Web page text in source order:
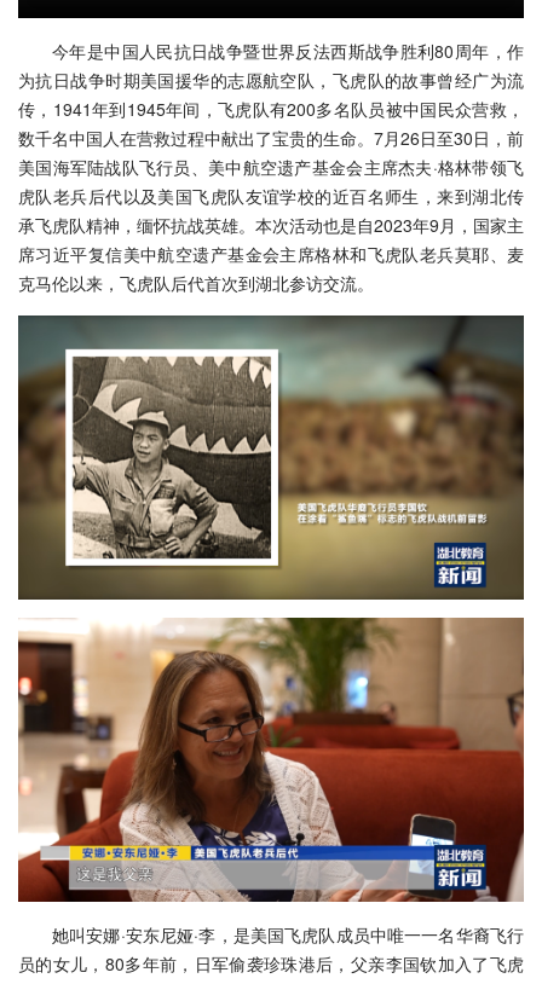
今年是中国人民抗日战争暨世界反法西斯战争胜利80周年，作
为抗日战争时期美国援华的志愿航空队，飞虎队的故事曾经广为流
传，1941年到1945年间，飞虎队有200多名队员被中国民众营救，
数千名中国人在营救过程中献出了宝贵的生命。7月26日至30日，前
美国海军陆战队飞行员、美中航空遗产基金会主席杰夫·格林带领飞
虎队老兵后代以及美国飞虎队友谊学校的近百名师生，来到湖北传
承飞虎队精神，缅怀抗战英雄。本次活动也是自2023年9月，国家主
席习近平复信美中航空遗产基金会主席格林和飞虎队老兵莫耶、麦
克马伦以来，飞虎队后代首次到湖北参访交流。
她叫安娜·安东尼娅·李，是美国飞虎队成员中唯一一名华裔飞行
员的女儿，80多年前，日军偷袭珍珠港后，父亲李国钦加入了飞虎